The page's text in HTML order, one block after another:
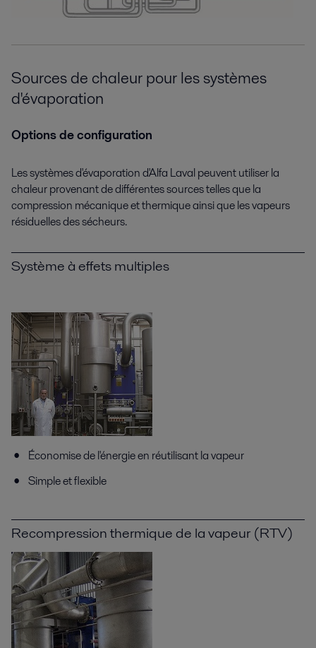
Sources de chaleur pour les systèmes
d'évaporation
Options de configuration
Les systèmes d'évaporation d'Alfa Laval peuvent utiliser la
chaleur provenant de différentes sources telles que la
compression mécanique et thermique ainsi que les vapeurs
résiduelles des sécheurs.
Système à effets multiples
Économise de l'énergie en réutilisant la vapeur
Simple et flexible
Recompression thermique de la vapeur (RTV)